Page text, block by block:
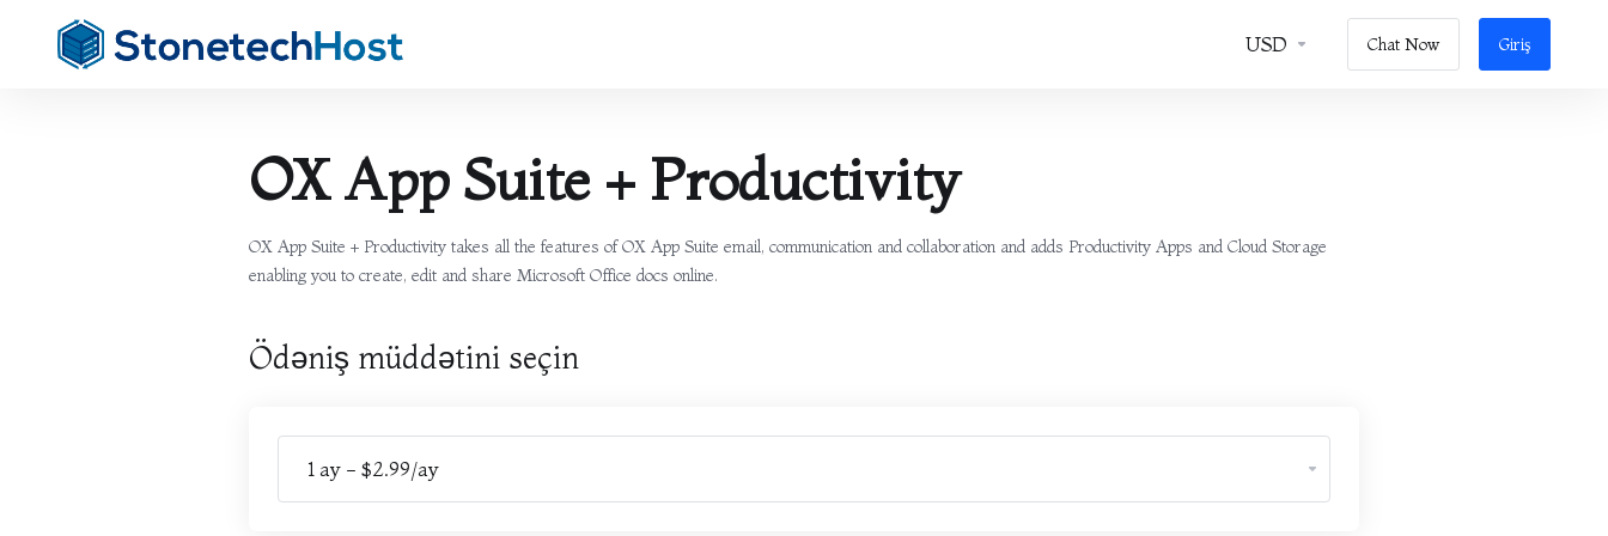
USD Chat Now Giriş
OX App Suite + Productivity
OX App Suite + Productivity takes all the features of OX App Suite email, communication and collaboration and adds Productivity Apps and Cloud Storage
enabling you to create, edit and share Microsoft Office docs online.
Ödəniş müddətini seçin